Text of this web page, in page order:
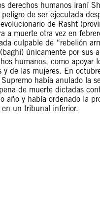
derechos humanos iraní
de ser ejecutada
de Rasht
a muerte otra vez en
culpable de “rebelión
únicamente por sus
humanos, como apoyar
y de las mujeres. En
había anulado la
de muerte dictadas
año y había ordenado la
un tribunal inferior.